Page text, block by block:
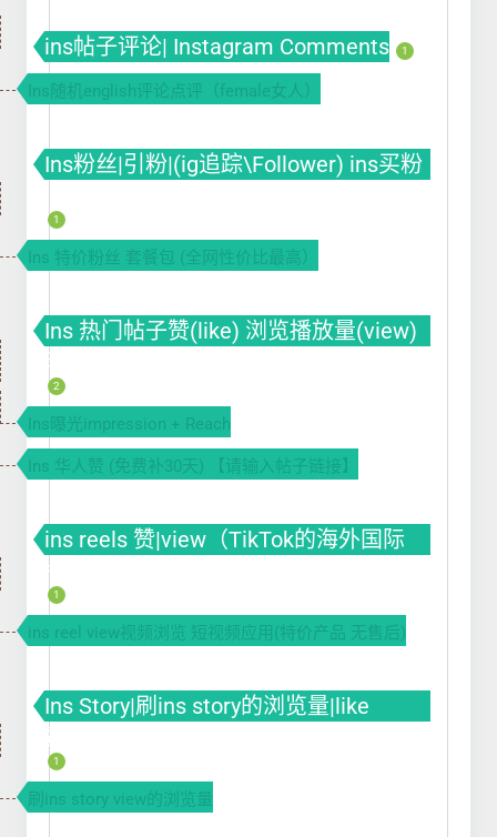
ins帖子评论| Instagram Comments 1
Ins随机english评论点评（female女人）
Ins粉丝|引粉|(ig追踪\Follower) ins买粉
1
Ins 特价粉丝 套餐包 (全网性价比最高）
Ins 热门帖子赞(like) 浏览播放量(view)
曝光(impression)
2
Ins曝光impression + Reach
Ins 华人赞 (免费补30天) 【请输入帖子链接】
ins reels 赞|view（TikTok的海外国际
版）
1
ins reel view视频浏览 短视频应用(特价产品 无售后)
Ins Story|刷ins story的浏览量|like
赞|impression曝光|投票Poll
1
刷ins story view的浏览量